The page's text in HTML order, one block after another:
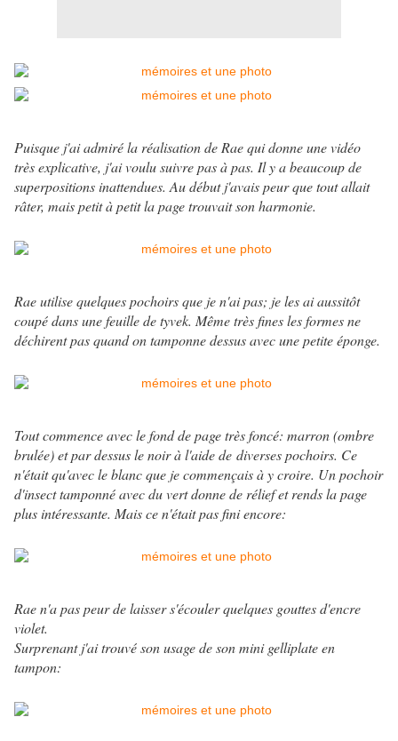
Puisque j'ai admiré la réalisation de Rae qui donne une vidéo
très explicative, j'ai voulu suivre pas à pas. Il y a beaucoup de
superpositions inattendues. Au début j'avais peur que tout allait
râter, mais petit à petit la page trouvait son harmonie.
Rae utilise quelques pochoirs que je n'ai pas; je les ai aussitôt
coupé dans une feuille de tyvek. Même très fines les formes ne
déchirent pas quand on tamponne dessus avec une petite éponge.
Tout commence avec le fond de page très foncé: marron (ombre
brulée) et par dessus le noir à l'aide de diverses pochoirs. Ce
n'était qu'avec le blanc que je commençais à y croire. Un pochoir
d'insect tamponné avec du vert donne de rélief et rends la page
plus intéressante. Mais ce n'était pas fini encore:
Rae n'a pas peur de laisser s'écouler quelques gouttes d'encre
violet.
Surprenant j'ai trouvé son usage de son mini gelliplate en
tampon: